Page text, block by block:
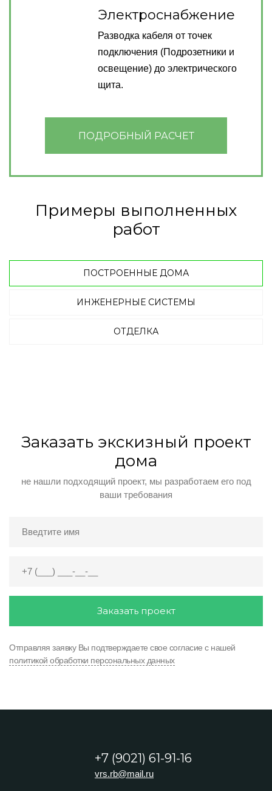
Электроснабжение
Разводка кабеля от точек
подключения (Подрозетники и
освещение) до электрического
щита.
ПОДРОБНЫЙ РАСЧЕТ
Примеры выполненных
работ
ПОСТРОЕННЫЕ ДОМА
ИНЖЕНЕРНЫЕ СИСТЕМЫ
ОТДЕЛКА
Заказать экскизный проект
дома
не нашли подходящий проект, мы разработаем его под
ваши требования
Заказать проект
Отправляя заявку Вы подтверждаете свое согласие с нашей
политикой обработки персональных данных
+7 (9021) 61-91-16
vrs.rb@mail.ru